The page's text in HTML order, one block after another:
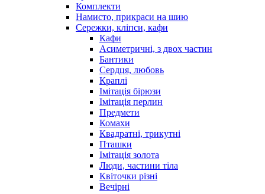
Комплекти
Намисто, прикраси на шию
Сережки, кліпси, кафи
Кафи
Асиметричні, з двох частин
Бантики
Сердця, любовь
Краплі
Імітація бірюзи
Імітація перлин
Предмети
Комахи
Квадратні, трикутні
Пташки
Імітація золота
Люди, частини тіла
Квіточки різні
Вечірні